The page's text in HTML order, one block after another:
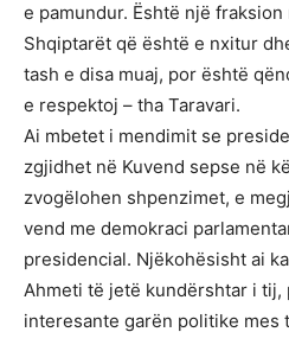
e pamundur. Është një
Shqiptarët që është e nxitur
tash e disa muaj, por është
e respektoj – tha Taravari.
Ai mbetet i mendimit se
zgjidhet në Kuvend sepse në
zvogëlohen shpenzimet, e
vend me demokraci
presidencial. Njëkohësisht ai
Ahmeti të jetë kundërshtar i tij,
interesante garën politike mes